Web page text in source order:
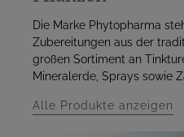
Die Marke Phytopharma
Zubereitungen aus der
großen Sortiment an
Mineralerde, Sprays sowie
Alle Produkte anzeigen